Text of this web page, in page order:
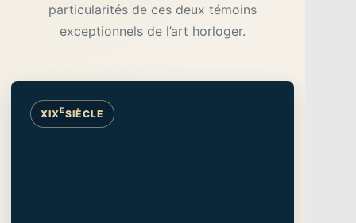
particularités de ces deux témoins
exceptionnels de l’art horloger.
XIXESIÈCLE